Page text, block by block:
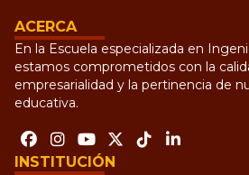
ACERCA
En la Escuela especializada en
estamos comprometidos con la
empresarialidad y la pertinencia de
educativa.
INSTITUCIÓN